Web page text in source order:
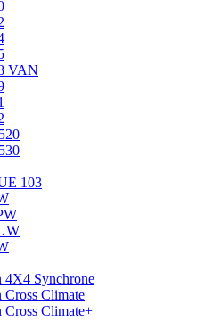
VAN
103
Synchrone
Climate
Climate+